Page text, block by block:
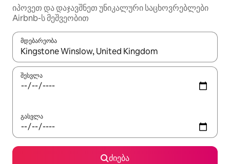
იპოვეთ და დაჯავშნეთ უნიკალური საცხოვრებლები
Airbnb-ს მეშვეობით
მდებარეობა
როცა შედეგები ხელმისაწვდომი გახდება, ნავიგაციისთვის
შესვლა
გასვლა
ძიება